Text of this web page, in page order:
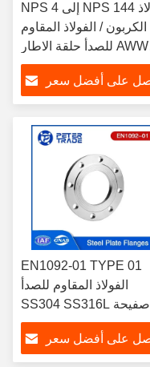
NPS 4 إلى NPS 144 فولاذ
الكربون / الفولاذ المقاوم
للصدأ حلقة الاطار AWWA
C207 الفئة B 86 PSI
لمعالجة مياه الصرف
الصحي
على أفضل سعر
EN1092-01 TYPE 01
الفولاذ المقاوم للصدأ
SS304 SS316L صفيحة
الصفيحة ذات الوجه
المسطح PN 63 PLFF في
تطبيقات الضغط العالي
على أفضل سعر